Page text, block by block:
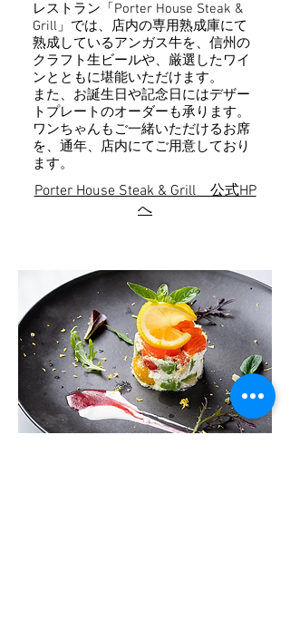
レストラン「Porter House Steak &
Grill」では、店内の専用熟成庫にて
熟成しているアンガス牛を、信州の
クラフト生ビールや、厳選したワイ
ンとともに堪能いただけます。
また、お誕生日や記念日にはデザー
トプレートのオーダーも承ります。
ワンちゃんもご一緒いただけるお席
を、通年、店内にてご用意しており
ます。
Porter House Steak & Grill ​公式HP
へ